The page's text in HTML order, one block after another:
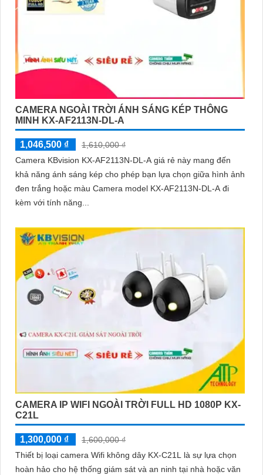
CAMERA NGOÀI TRỜI ÁNH SÁNG KÉP THÔNG
MINH KX-AF2113N-DL-A
1,046,500 ₫
1,610,000 ₫
Camera KBvision KX-AF2113N-DL-A giá rẻ này mang đến
khả năng ánh sáng kép cho phép bạn lựa chọn giữa hình ảnh
đen trắng hoặc màu Camera model KX-AF2113N-DL-A đi
kèm với tính năng...
CAMERA IP WIFI NGOÀI TRỜI FULL HD 1080P KX-
C21L
1,300,000 ₫
1,600,000 ₫
Thiết bị loại camera Wifi không dây KX-C21L là sự lựa chọn
hoàn hảo cho hệ thống giám sát và an ninh tại nhà hoặc văn